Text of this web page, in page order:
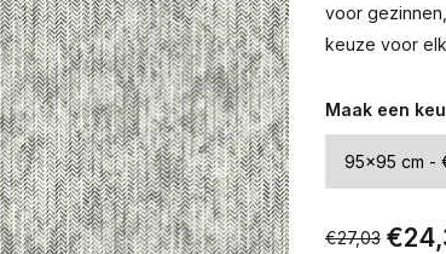
voor
keuze voor
Maak een
€27,03